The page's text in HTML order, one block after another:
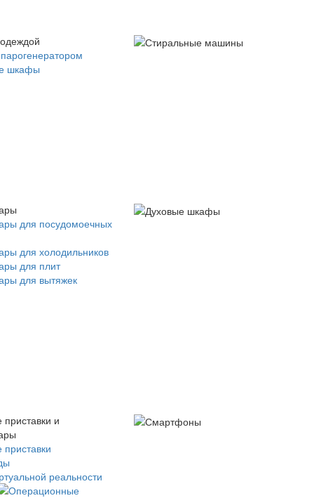
шкафы
для посудомоечных
для холодильников
для плит
для вытяжек
приставки и
реальности